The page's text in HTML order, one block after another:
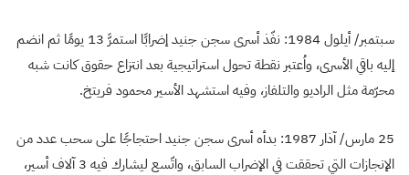
سبتمبر/ أيلول 1984: نفّذ أسرى سجن جنيد إضرابًا استمرَّ 13 يومًا ثم انضم
إليه باقي الأسرى، واُعتبر نقطة تحول استراتيجية بعد انتزاع حقوق كانت شبه
محرّمة مثل الراديو والتلفاز، وفيه استشهد الأسير محمود فريتخ.
25 مارس/ آذار 1987: بدأه أسرى سجن جنيد احتجاجًا على سحب عدد من
الإنجازات التي تحققت في الإضراب السابق، واتّسع ليشارك فيه 3 آلاف أسير،